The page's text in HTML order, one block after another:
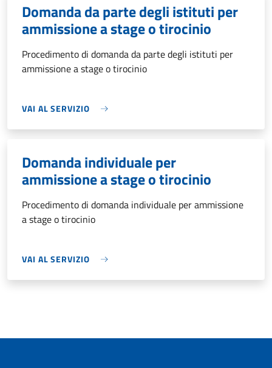
Domanda da parte degli istituti per
ammissione a stage o tirocinio
Procedimento di domanda da parte degli istituti per
ammissione a stage o tirocinio
VAI AL SERVIZIO
Domanda individuale per
ammissione a stage o tirocinio
Procedimento di domanda individuale per ammissione
a stage o tirocinio
VAI AL SERVIZIO